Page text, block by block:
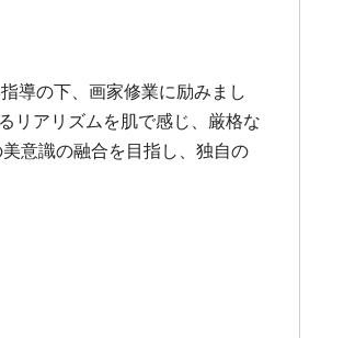
導の下、画家修業に励みまし
リアリズムを肌で感じ、厳格な
意識の融合を目指し、独自の